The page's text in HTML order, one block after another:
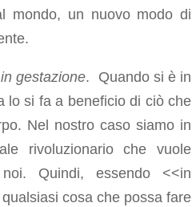
mondo, un nuovo modo di
in gestazione. Quando si è in
lo si fa a beneficio di ciò che
Nel nostro caso siamo in
rivoluzionario che vuole
Quindi, essendo <<in
cosa che possa fare